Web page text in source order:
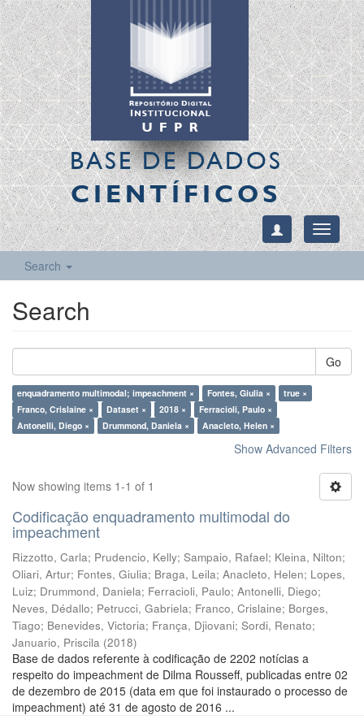
BASE DE DADOS
CIENTÍFICOS
Toggle
Search
Search
Go
enquadramento multimodal; impeachment × Fontes, Giulia ×
true ×
Franco, Crislaine ×
Dataset × 2018 ×
Ferracioli, Paulo ×
Antonelli, Diego ×
Drummond, Daniela × Anacleto, Helen ×
Show Advanced Filters
Now showing items 1-1 of 1
Codificação enquadramento multimodal do
impeachment
Rizzotto, Carla; Prudencio, Kelly; Sampaio, Rafael; Kleina, Nilton;
Oliari, Artur; Fontes, Giulia; Braga, Leila; Anacleto, Helen; Lopes,
Luiz; Drummond, Daniela; Ferracioli, Paulo; Antonelli, Diego;
Neves, Dédallo; Petrucci, Gabriela; Franco, Crislaine; Borges,
Tiago; Benevides, Victoria; França, Djiovani; Sordi, Renato;
Januario, Priscila (2018)
Base de dados referente à codificação de 2202 notícias a
respeito do impeachment de Dilma Rousseff, publicadas entre 02
de dezembro de 2015 (data em que foi instaurado o processo de
impeachment) até 31 de agosto de 2016 ...